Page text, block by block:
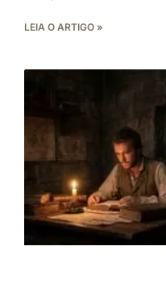
LEIA O ARTIGO »